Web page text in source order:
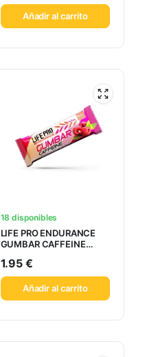
Añadir al carrito
18 disponibles
LIFE PRO ENDURANCE
GUMBAR CAFFEINE
1.95 €
Añadir al carrito